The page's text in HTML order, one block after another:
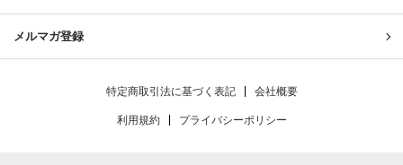
メルマガ登録
特定商取引法に基づく表記 会社概要
利用規約 プライバシーポリシー